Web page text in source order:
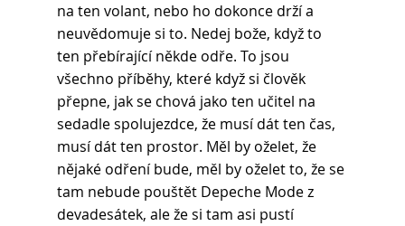
na ten volant, nebo ho dokonce drží a
neuvědomuje si to. Nedej bože, když to
ten přebírající někde odře. To jsou
všechno příběhy, které když si člověk
přepne, jak se chová jako ten učitel na
sedadle spolujezdce, že musí dát ten čas,
musí dát ten prostor. Měl by oželet, že
nějaké odření bude, měl by oželet to, že se
tam nebude pouštět Depeche Mode z
devadesátek, ale že si tam asi pustí